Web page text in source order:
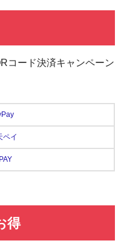
コード決済キャンペーン
ペイ
得